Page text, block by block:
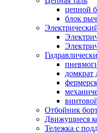
цепной
блок
домкрат
Отбойник
Движущиеся
Тележка с